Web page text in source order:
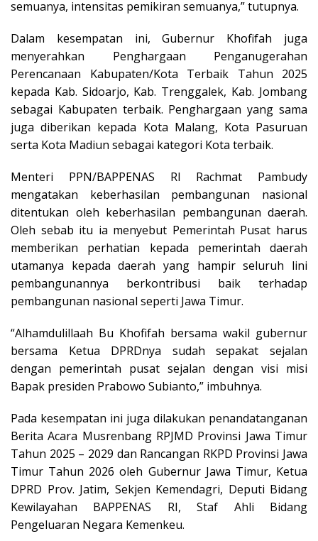
semuanya, intensitas pemikiran semuanya,” tutupnya.
Dalam kesempatan ini, Gubernur Khofifah juga
menyerahkan Penghargaan Penganugerahan
Perencanaan Kabupaten/Kota Terbaik Tahun 2025
kepada Kab. Sidoarjo, Kab. Trenggalek, Kab. Jombang
sebagai Kabupaten terbaik. Penghargaan yang sama
juga diberikan kepada Kota Malang, Kota Pasuruan
serta Kota Madiun sebagai kategori Kota terbaik.
Menteri PPN/BAPPENAS RI Rachmat Pambudy
mengatakan keberhasilan pembangunan nasional
ditentukan oleh keberhasilan pembangunan daerah.
Oleh sebab itu ia menyebut Pemerintah Pusat harus
memberikan perhatian kepada pemerintah daerah
utamanya kepada daerah yang hampir seluruh lini
pembangunannya berkontribusi baik terhadap
pembangunan nasional seperti Jawa Timur.
“Alhamdulillaah Bu Khofifah bersama wakil gubernur
bersama Ketua DPRDnya sudah sepakat sejalan
dengan pemerintah pusat sejalan dengan visi misi
Bapak presiden Prabowo Subianto,” imbuhnya.
Pada kesempatan ini juga dilakukan penandatanganan
Berita Acara Musrenbang RPJMD Provinsi Jawa Timur
Tahun 2025 – 2029 dan Rancangan RKPD Provinsi Jawa
Timur Tahun 2026 oleh Gubernur Jawa Timur, Ketua
DPRD Prov. Jatim, Sekjen Kemendagri, Deputi Bidang
Kewilayahan BAPPENAS RI, Staf Ahli Bidang
Pengeluaran Negara Kemenkeu.